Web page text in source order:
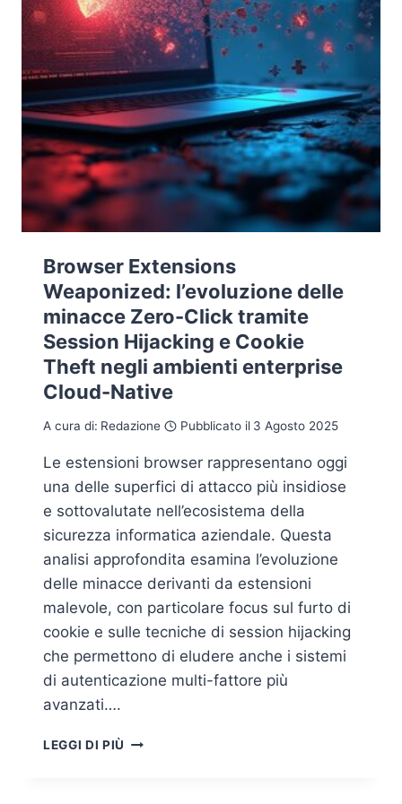
Browser Extensions
Weaponized: l’evoluzione delle
minacce Zero-Click tramite
Session Hijacking e Cookie
Theft negli ambienti enterprise
Cloud-Native
A cura di: Redazione Pubblicato il 3 Agosto 2025
Le estensioni browser rappresentano oggi
una delle superfici di attacco più insidiose
e sottovalutate nell’ecosistema della
sicurezza informatica aziendale. Questa
analisi approfondita esamina l’evoluzione
delle minacce derivanti da estensioni
malevole, con particolare focus sul furto di
cookie e sulle tecniche di session hijacking
che permettono di eludere anche i sistemi
di autenticazione multi-fattore più
avanzati….
LEGGI DI PIÙ BROWSER